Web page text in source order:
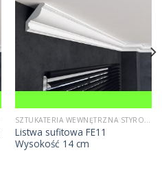
SZTUKATERIA WEWNĘTRZNA STYROPIANOWA
Listwa sufitowa FE11
Wysokość 14 cm